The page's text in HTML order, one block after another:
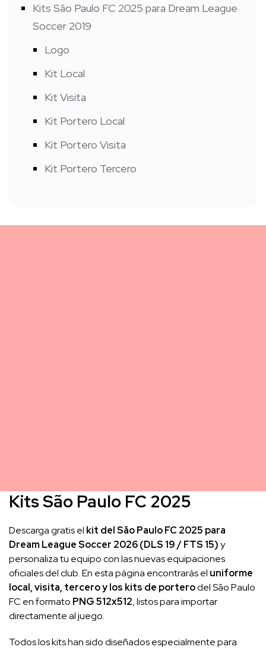
Kits São Paulo FC 2025 para Dream League
Soccer 2019
Logo
Kit Local
Kit Visita
Kit Portero Local
Kit Portero Visita
Kit Portero Tercero
Kits São Paulo FC 2025
Descarga gratis el kit del São Paulo FC 2025 para
Dream League Soccer 2026 (DLS 19 / FTS 15)y
personaliza tu equipo con las nuevas equipaciones
oficiales del club. En esta página encontrarás el uniforme
local, visita, tercero y los kits de porterodel São Paulo
FC en formato PNG 512x512, listos para importar
directamente al juego.
Todos los kits han sido diseñados especialmente para